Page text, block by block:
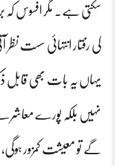
سکتی ہے۔ مگر افسوس کہ
کی رفتار انتہائی سست نظر
یہاں یہ بات بھی قابل
نہیں بلکہ پورے معاشرے
گے تو معیشت کمزور